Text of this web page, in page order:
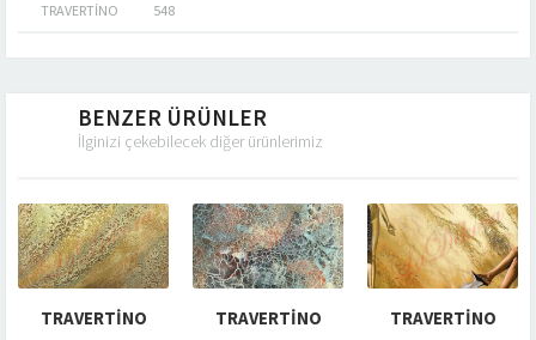
TRAVERTINO 548
BENZER ÜRÜNLER
İlginizi çekebilecek diğer ürünlerimiz
TRAVERTINO TRAVERTINO TRAVERTINO